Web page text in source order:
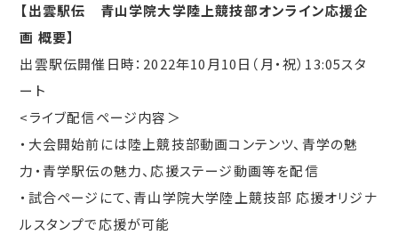
【出雲駅伝 青山学院大学陸上競技部オンライン応援企
画 概要】
出雲駅伝開催日時：2022年10月10日（月・祝）13:05スタ
ート
<ライブ配信ページ内容＞
・大会開始前には陸上競技部動画コンテンツ、青学の魅
力・青学駅伝の魅力、応援ステージ動画等を配信
・試合ページにて、青山学院大学陸上競技部 応援オリジナ
ルスタンプで応援が可能